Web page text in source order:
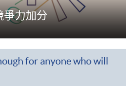
爭力加分
for anyone who will